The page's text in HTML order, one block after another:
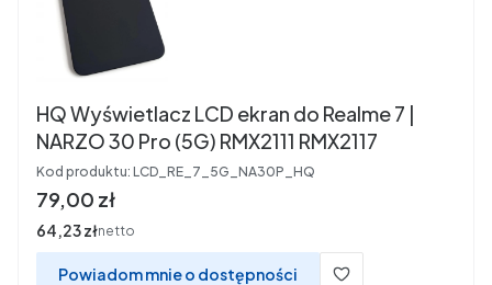
HQ Wyświetlacz LCD ekran do Realme 7 |
NARZO 30 Pro (5G) RMX2111 RMX2117
Kod produktu: LCD_RE_7_5G_NA30P_HQ
Cena
79,00 zł
Cena
64,23 złnetto
Powiadom mnie o dostępności